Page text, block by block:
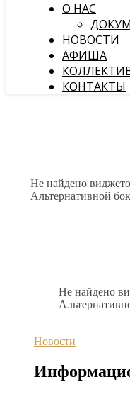
О НАС
НОВОСТИ
АФИША
КОНТАКТЫ
Не найдено
Альтернативной
Не найдено
Новости